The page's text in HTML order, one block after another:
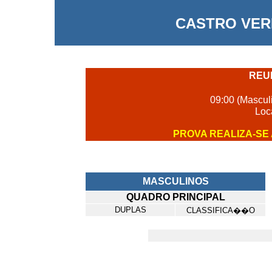
CASTRO
09:00
PROVA REALIZA-
MASCULINOS
QUADRO PRINCIPAL
DUPLAS CLASSIFICA��O